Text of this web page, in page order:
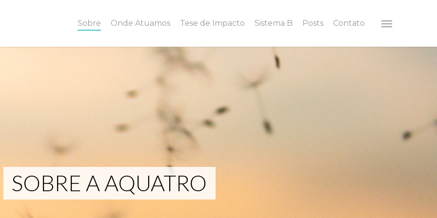
Sobre Onde Atuamos Tese de Impacto Sistema B Posts Contato Menu
SOBRE A AQUATRO